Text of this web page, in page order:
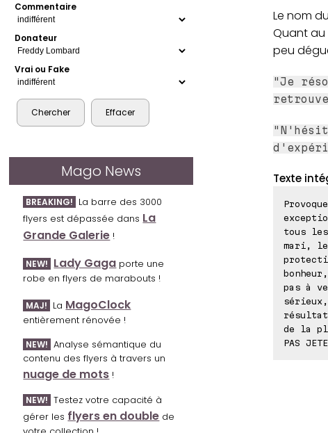
Commentaire
Donateur
Vrai ou Fake
Mago News
BREAKING! La barre des 3000
flyers est dépassée dans La
Grande Galerie !
NEW! Lady Gaga porte une
robe en flyers de marabouts !
MAJ! La MagoClock
entièrement rénovée !
NEW! Analyse sémantique du
contenu des flyers à travers un
nuage de mots !
NEW! Testez votre capacité à
gérer les flyers en double de
Le nom
Quant au
peu
"Je
Texte
tous
mari,
pas à
de la
PAS